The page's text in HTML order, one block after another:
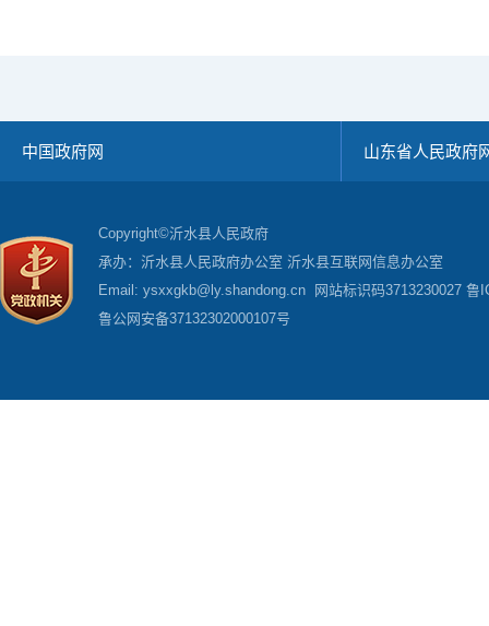
中国政府网 山东省人民政府
Copyright©沂水县人民政府
承办：沂水县人民政府办公室 沂水县互联网信息办公室
Email: ysxxgkb@ly.shandong.cn 网站标识码3713230027 鲁
鲁公网安备37132302000107号